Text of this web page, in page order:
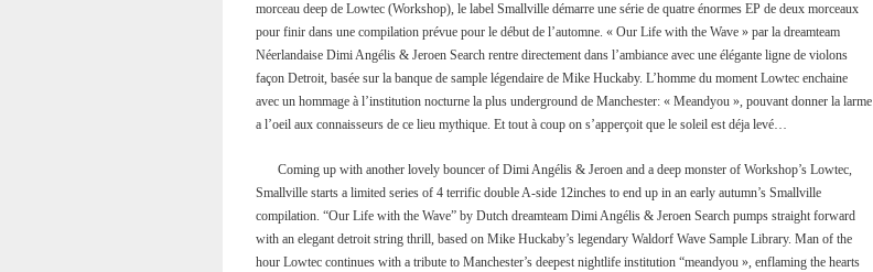
morceau deep de Lowtec (Workshop), le label Smallville démarre une série de quatre énormes EP de deux morceaux
pour finir dans une compilation prévue pour le début de l’automne. « Our Life with the Wave » par la dreamteam
Néerlandaise Dimi Angélis & Jeroen Search rentre directement dans l’ambiance avec une élégante ligne de violons
façon Detroit, basée sur la banque de sample légendaire de Mike Huckaby. L’homme du moment Lowtec enchaine
avec un hommage à l’institution nocturne la plus underground de Manchester: « Meandyou », pouvant donner la larme
a l’oeil aux connaisseurs de ce lieu mythique. Et tout à coup on s’apperçoit que le soleil est déja levé…
Coming up with another lovely bouncer of Dimi Angélis & Jeroen and a deep monster of Workshop’s Lowtec,
Smallville starts a limited series of 4 terrific double A-side 12inches to end up in an early autumn’s Smallville
compilation. “Our Life with the Wave” by Dutch dreamteam Dimi Angélis & Jeroen Search pumps straight forward
with an elegant detroit string thrill, based on Mike Huckaby’s legendary Waldorf Wave Sample Library. Man of the
hour Lowtec continues with a tribute to Manchester’s deepest nightlife institution “meandyou », enflaming the hearts